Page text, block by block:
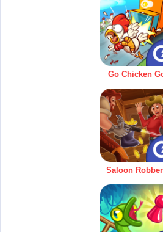
Go Chicken
Saloon